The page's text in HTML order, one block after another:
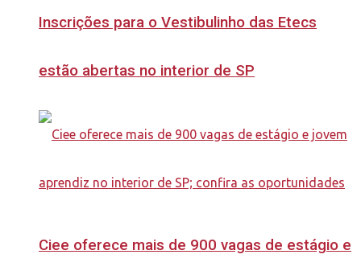
Inscrições para o Vestibulinho das Etecs
estão abertas no interior de SP
Ciee oferece mais de 900 vagas de estágio e